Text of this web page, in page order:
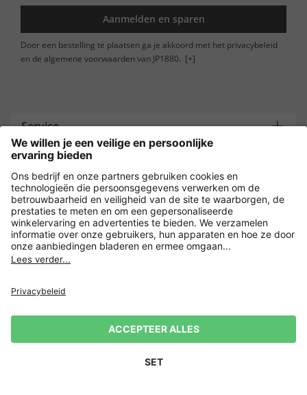
Aanmelden en sparen
Door een bestelling te plaatsen ga je akkoord met het privacybeleid
en de algemene voorwaarden van JP1880. [+]
Service
Bedrijf
Contacteer ons
Overige webwinkels
Nederland
Versleuteling met